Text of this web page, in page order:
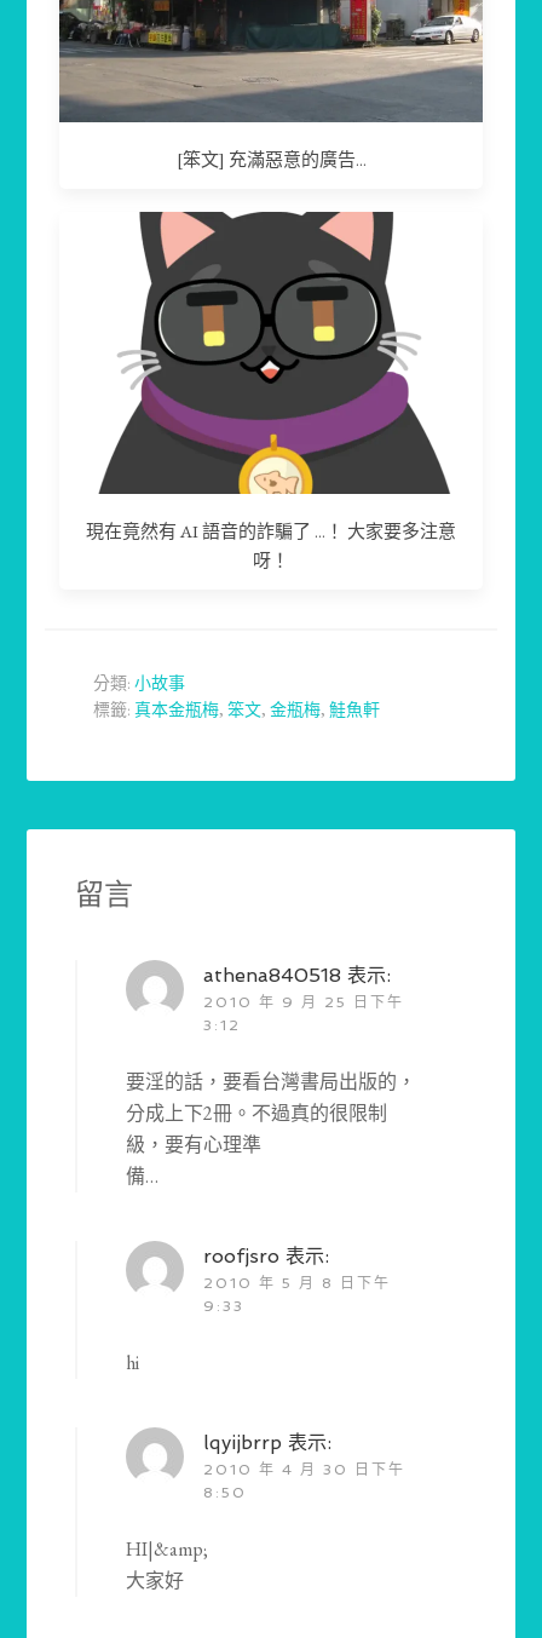
[笨文] 充滿惡意的廣告...
現在竟然有 AI 語音的詐騙了 ...！ 大家要多注意
呀！
分類:小故事
標籤:真本金瓶梅,笨文,金瓶梅,鮭魚軒
留言
athena840518 表示:
2010 年 9 月 25 日下午
3:12
要淫的話，要看台灣書局出版的，
分成上下2冊。不過真的很限制
級，要有心理準
備…
roofjsro 表示:
2010 年 5 月 8 日下午
9:33
hi
lqyijbrrp 表示:
2010 年 4 月 30 日下午
8:50
HI|&amp;
大家好